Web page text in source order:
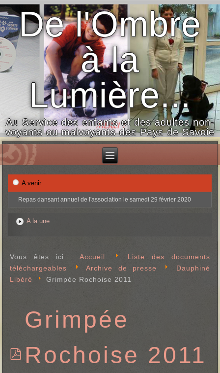
De l'Ombre
à la
Lumière...
Au Service des enfants et des adultes non-
voyants ou malvoyants des Pays de Savoie
A venir
Repas dansant annuel de l'association le samedi 29 février 2020
A la une
Vous êtes ici :Accueil
Liste des documents
téléchargeables
Archive de presse
Dauphiné
Libéré
Grimpée Rochoise 2011
Grimpée
Rochoise 2011